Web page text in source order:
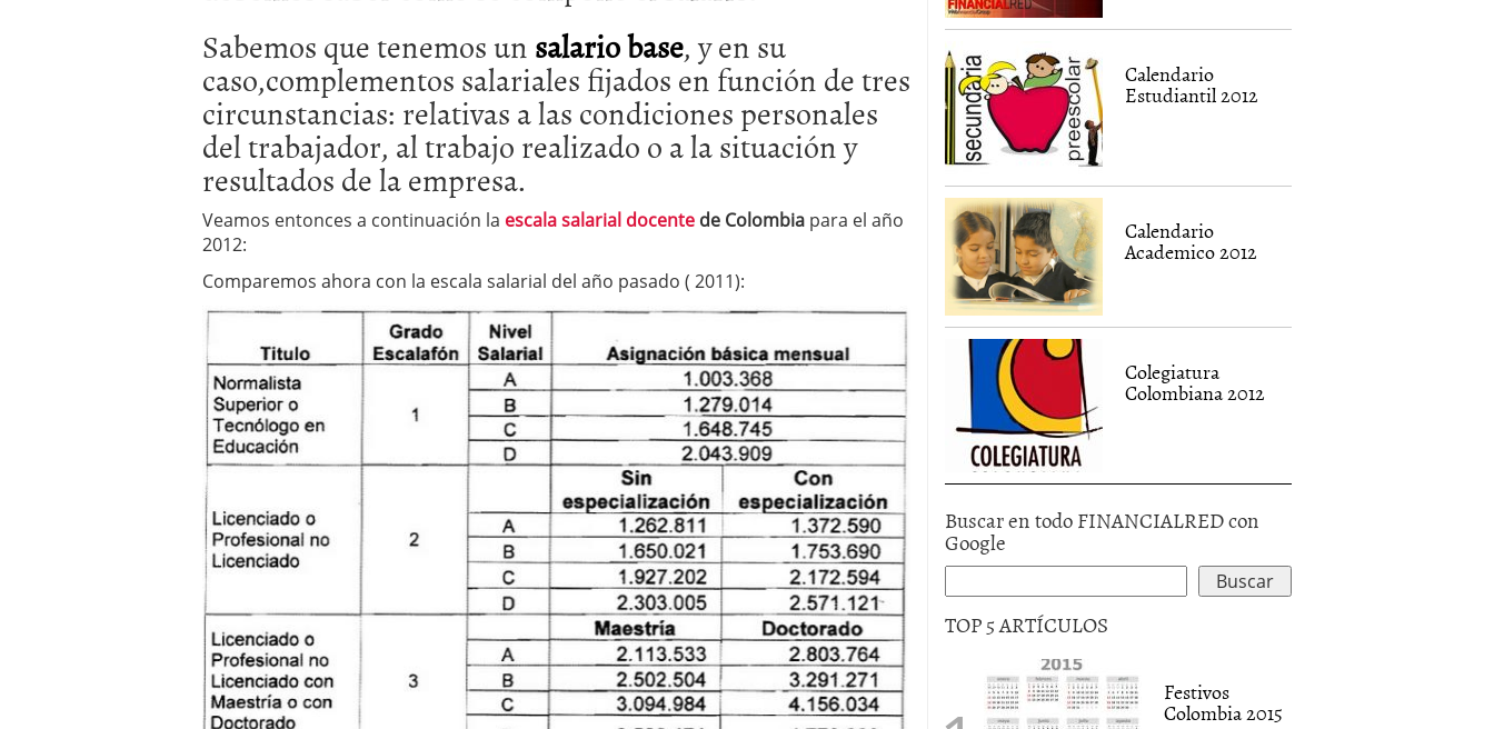
Sabemos que tenemos unsalariobase, y en su
caso,complementos salariales fijados en función de tres
circunstancias: relativas a las condiciones personales
del trabajador, al trabajo realizado o a la situación y
resultados de la empresa.
Veamos entonces a continuación la escala salarial docente de Colombia para el año
2012:
Comparemos ahora con la escala salarial del año pasado ( 2011):
Calendario
Estudiantil 2012
Calendario
Academico 2012
Colegiatura
Colombiana 2012
Buscar en todo FINANCIALRED con
Google
TOP 5 ARTÍCULOS
Festivos
Colombia 2015